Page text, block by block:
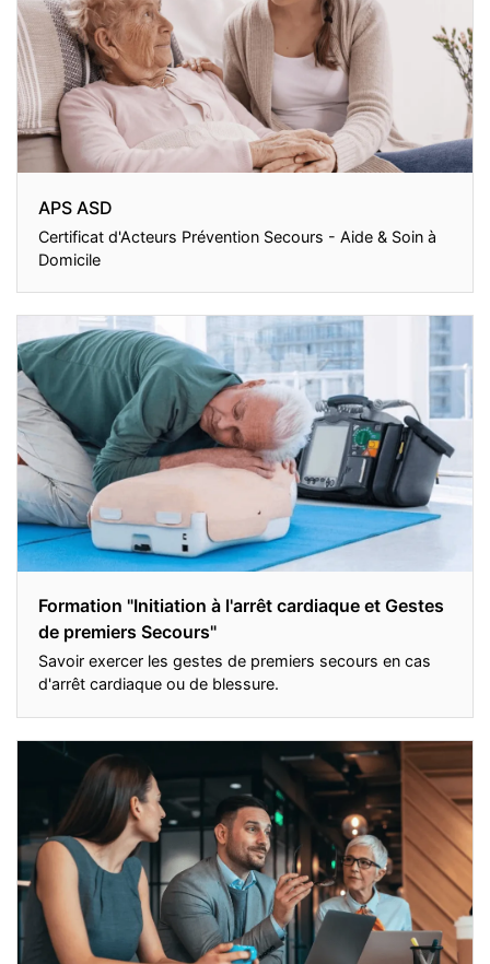
APS ASD
Certificat d'Acteurs Prévention Secours - Aide & Soin à
Domicile
Formation "Initiation à l'arrêt cardiaque et Gestes
de premiers Secours"
Savoir exercer les gestes de premiers secours en cas
d'arrêt cardiaque ou de blessure.